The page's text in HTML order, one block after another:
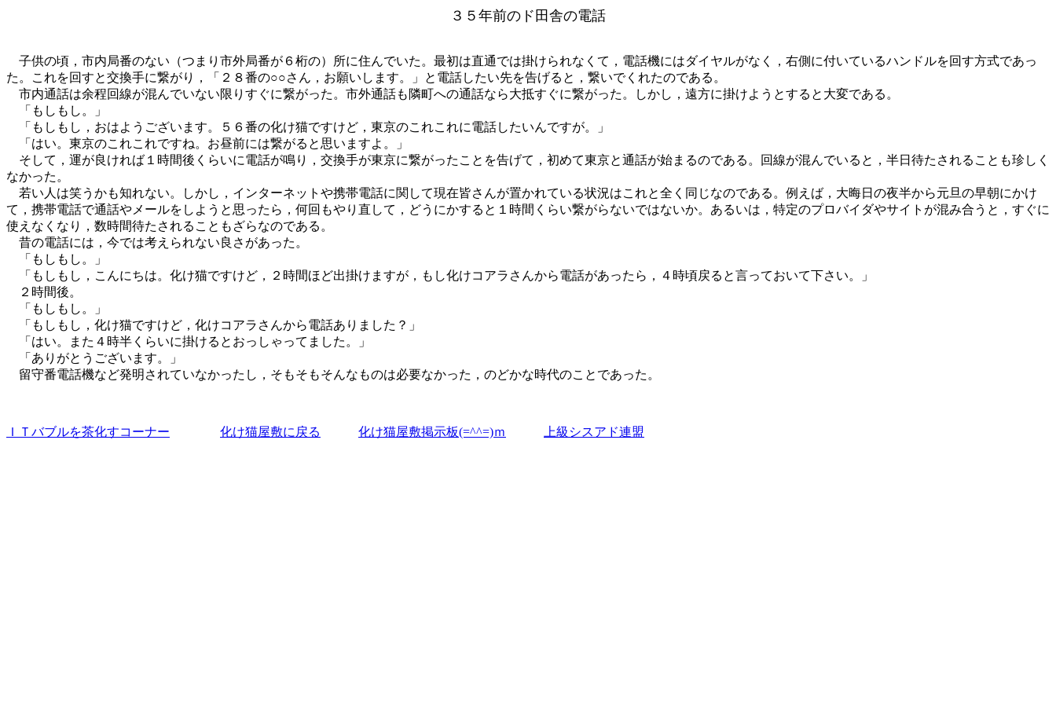
３５年前のド田舎の電話
子供の頃，市内局番のない（つまり市外局番が６桁の）所に住んでいた。最初は直通では掛けられなくて，電話機にはダイヤルがなく，右側に付いているハンドルを回す方式であっ
た。これを回すと交換手に繋がり，「２８番の○○さん，お願いします。」と電話したい先を告げると，繋いでくれたのである。
市内通話は余程回線が混んでいない限りすぐに繋がった。市外通話も隣町への通話なら大抵すぐに繋がった。しかし，遠方に掛けようとすると大変である。
「もしもし。」
「もしもし，おはようございます。５６番の化け猫ですけど，東京のこれこれに電話したいんですが。」
「はい。東京のこれこれですね。お昼前には繋がると思いますよ。」
そして，運が良ければ１時間後くらいに電話が鳴り，交換手が東京に繋がったことを告げて，初めて東京と通話が始まるのである。回線が混んでいると，半日待たされることも珍しく
なかった。
若い人は笑うかも知れない。しかし，インターネットや携帯電話に関して現在皆さんが置かれている状況はこれと全く同じなのである。例えば，大晦日の夜半から元旦の早朝にかけ
て，携帯電話で通話やメールをしようと思ったら，何回もやり直して，どうにかすると１時間くらい繋がらないではないか。あるいは，特定のプロバイダやサイトが混み合うと，すぐに
使えなくなり，数時間待たされることもざらなのである。
昔の電話には，今では考えられない良さがあった。
「もしもし。」
「もしもし，こんにちは。化け猫ですけど，２時間ほど出掛けますが，もし化けコアラさんから電話があったら，４時頃戻ると言っておいて下さい。」
２時間後。
「もしもし。」
「もしもし，化け猫ですけど，化けコアラさんから電話ありました？」
「はい。また４時半くらいに掛けるとおっしゃってました。」
「ありがとうございます。」
留守番電話機など発明されていなかったし，そもそもそんなものは必要なかった，のどかな時代のことであった。
ＩＴバブルを茶化すコーナー 化け猫屋敷に戻る 化け猫屋敷掲示板(=^^=)ｍ 上級シスアド連盟